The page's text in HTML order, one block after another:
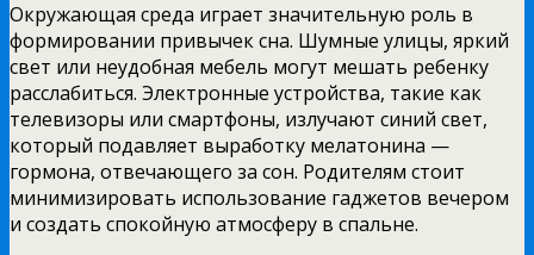
Окружающая среда играет значительную роль в
формировании привычек сна. Шумные улицы, яркий
свет или неудобная мебель могут мешать ребенку
расслабиться. Электронные устройства, такие как
телевизоры или смартфоны, излучают синий свет,
который подавляет выработку мелатонина —
гормона, отвечающего за сон. Родителям стоит
минимизировать использование гаджетов вечером
и создать спокойную атмосферу в спальне.